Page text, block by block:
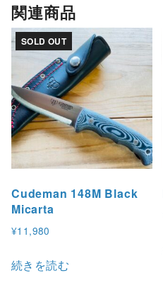
関連商品
SOLD OUT
Cudeman 148M Black
Micarta
¥11,980
続きを読む